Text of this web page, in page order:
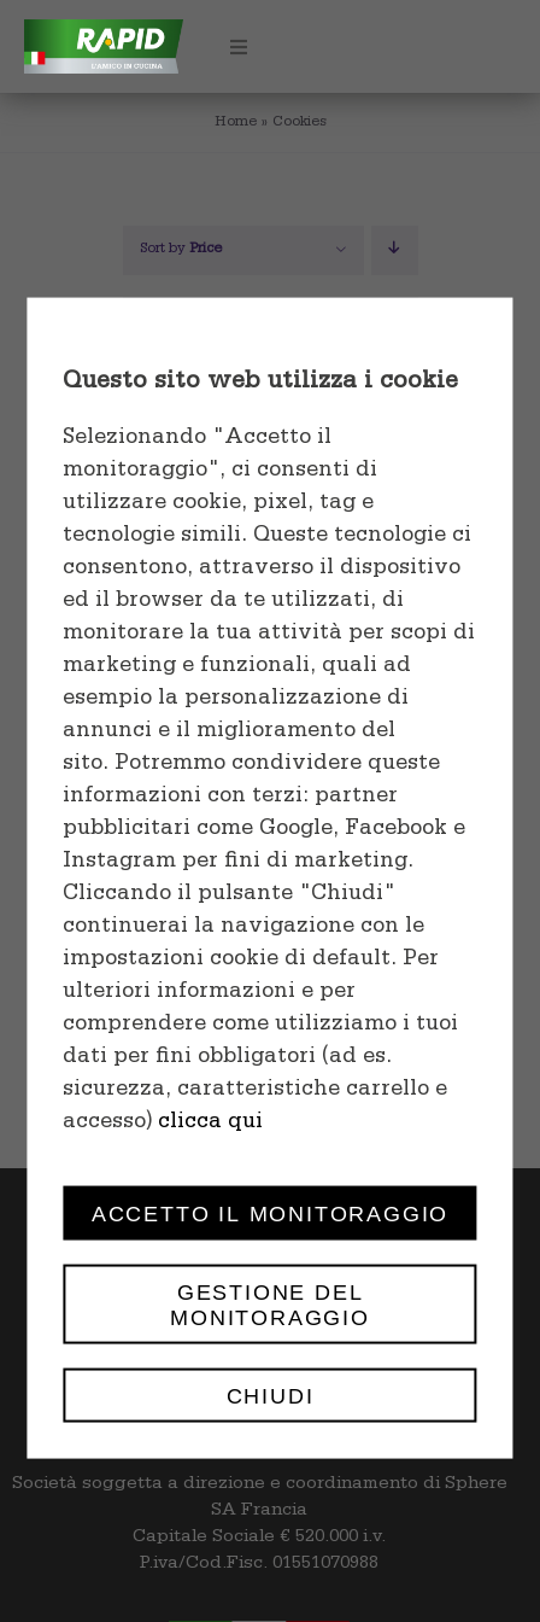
Skip
content
Toggle
Conservare e proteggere
Cuocere
Linea professionale
Preparare
Rotoli e Fogli
Vaschette e Teglie
Sacchetti
Home» Cookies
Sort by Price
SELECT OPTIONS
/
DETAILS
Choco Chip Cookies
$18.00–$32.00
Rapid S.p.A. | Via Trebocche n. 7/Q
Società soggetta a direzione e coordinamento di Sphere
SA Francia
Capitale Sociale € 520.000 i.v.
P.iva/Cod.Fisc. 01551070988
Questo sito web utilizza i cookie
Selezionando "Accetto il
monitoraggio", ci consenti di
utilizzare cookie, pixel, tag e
tecnologie simili. Queste tecnologie ci
consentono, attraverso il dispositivo
ed il browser da te utilizzati, di
monitorare la tua attività per scopi di
marketing e funzionali, quali ad
esempio la personalizzazione di
annunci e il miglioramento del
sito. Potremmo condividere queste
informazioni con terzi: partner
pubblicitari come Google, Facebook e
Instagram per fini di marketing.
Cliccando il pulsante "Chiudi"
continuerai la navigazione con le
impostazioni cookie di default. Per
ulteriori informazioni e per
comprendere come utilizziamo i tuoi
dati per fini obbligatori (ad es.
sicurezza, caratteristiche carrello e
accesso) clicca qui
CHIUDI
GESTIONE DEL
MONITORAGGIO
ACCETTO IL MONITORAGGIO